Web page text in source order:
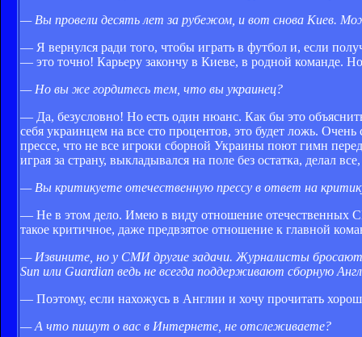
— Вы провели десять лет за рубежом, и вот снова Киев.
— Я вернулся ради того, чтобы играть в футбол и, если
— это точно! Карьеру закончу в Киеве, в родной команде.
— Но вы же гордитесь тем, что вы украинец?
— Да, безусловно! Но есть один нюанс. Как бы это
себя украинцем на все сто процентов, это будет ложь.
прессе, что не все игроки сборной Украины поют гимн
играя за страну, выкладывался на поле без остатка, делал
— Вы критикуете отечественную прессу в ответ на
— Не в этом дело. Имею в виду отношение отечественных
такое критичное, даже предвзятое отношение к главной
— Извините, но у СМИ другие задачи. Журналисты
Sun или Guardian ведь не всегда поддерживают сборную
— Поэтому, если нахожусь в Англии и хочу прочитать
— А что пишут о вас в Интернете, не отслеживаете?